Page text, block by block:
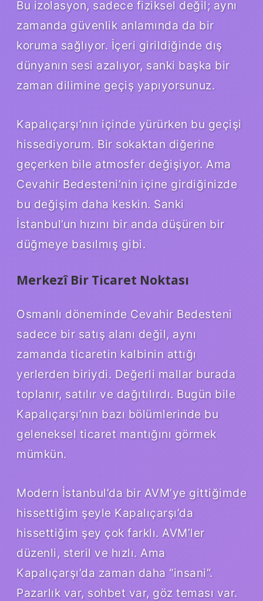
Bu izolasyon, sadece fiziksel değil; aynı
zamanda güvenlik anlamında da bir
koruma sağlıyor. İçeri girildiğinde dış
dünyanın sesi azalıyor, sanki başka bir
zaman dilimine geçiş yapıyorsunuz.
Kapalıçarşı’nın içinde yürürken bu geçişi
hissediyorum. Bir sokaktan diğerine
geçerken bile atmosfer değişiyor. Ama
Cevahir Bedesteni’nin içine girdiğinizde
bu değişim daha keskin. Sanki
İstanbul’un hızını bir anda düşüren bir
düğmeye basılmış gibi.
Merkezî Bir Ticaret Noktası
Osmanlı döneminde Cevahir Bedesteni
sadece bir satış alanı değil, aynı
zamanda ticaretin kalbinin attığı
yerlerden biriydi. Değerli mallar burada
toplanır, satılır ve dağıtılırdı. Bugün bile
Kapalıçarşı’nın bazı bölümlerinde bu
geleneksel ticaret mantığını görmek
mümkün.
Modern İstanbul’da bir AVM’ye gittiğimde
hissettiğim şeyle Kapalıçarşı’da
hissettiğim şey çok farklı. AVM’ler
düzenli, steril ve hızlı. Ama
Kapalıçarşı’da zaman daha “insani”.
Pazarlık var, sohbet var, göz teması var.